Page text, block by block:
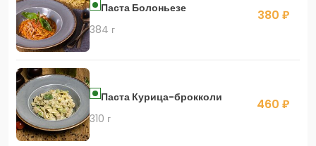
Паста Болоньезе
384 г
380 ₽
Паста Курица-брокколи
310 г
460 ₽